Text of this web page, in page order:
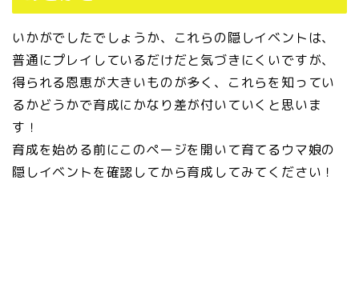
いかがでしたでしょうか、これらの隠しイベントは、
普通にプレイしているだけだと気づきにくいですが、
得られる恩恵が大きいものが多く、これらを知ってい
るかどうかで育成にかなり差が付いていくと思いま
す！
育成を始める前にこのページを開いて育てるウマ娘の
隠しイベントを確認してから育成してみてください！